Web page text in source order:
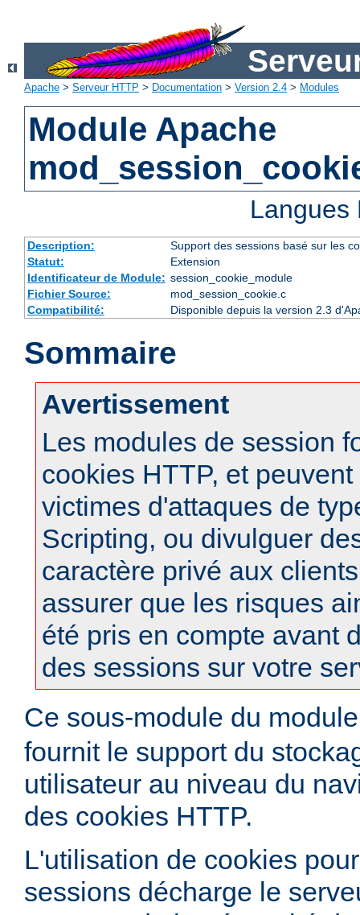
Apache > Serveur HTTP > Documentation > Version 2.4 > Modules
Module Apache
Description:
Support des sessions basé sur les
Statut:
Extension
Identificateur de Module: session_cookie_module
Fichier Source:
mod_session_cookie.c
Compatibilité:
Disponible depuis la version 2.3
Sommaire
Avertissement
Les modules de session
cookies HTTP, et
victimes d'attaques de
Scripting, ou divulguer
caractère privé aux
assurer que les risques
été pris en compte avant
des sessions sur votre
Ce sous-module du
fournit le support du
utilisateur au niveau du
des cookies HTTP.
L'utilisation de cookies
sessions décharge le